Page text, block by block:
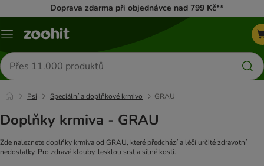
Doprava zdarma při objednávce nad 799 Kč**
Menu
Hledat
produkty
Psi Speciální a doplňkové krmivo GRAU
Doplňky krmiva - GRAU
Zde naleznete doplňky krmiva od GRAU, které předchází a léčí určité zdravotní
nedostatky. Pro zdravé klouby, lesklou srst a silné kosti.